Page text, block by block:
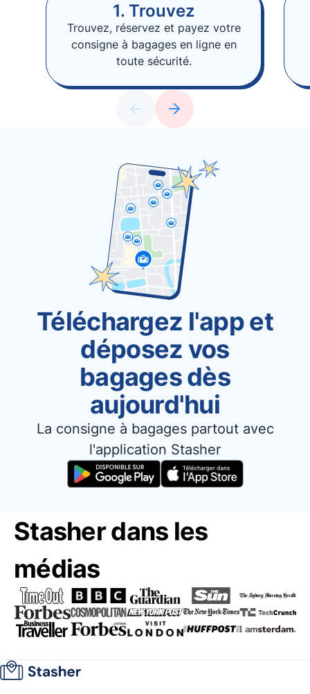
1. Trouvez
Trouvez, réservez et payez votre
consigne à bagages en ligne en
toute sécurité.
Téléchargez l'app et
déposez vos
bagages dès
aujourd'hui
La consigne à bagages partout avec
l'application Stasher
Stasher dans les
médias